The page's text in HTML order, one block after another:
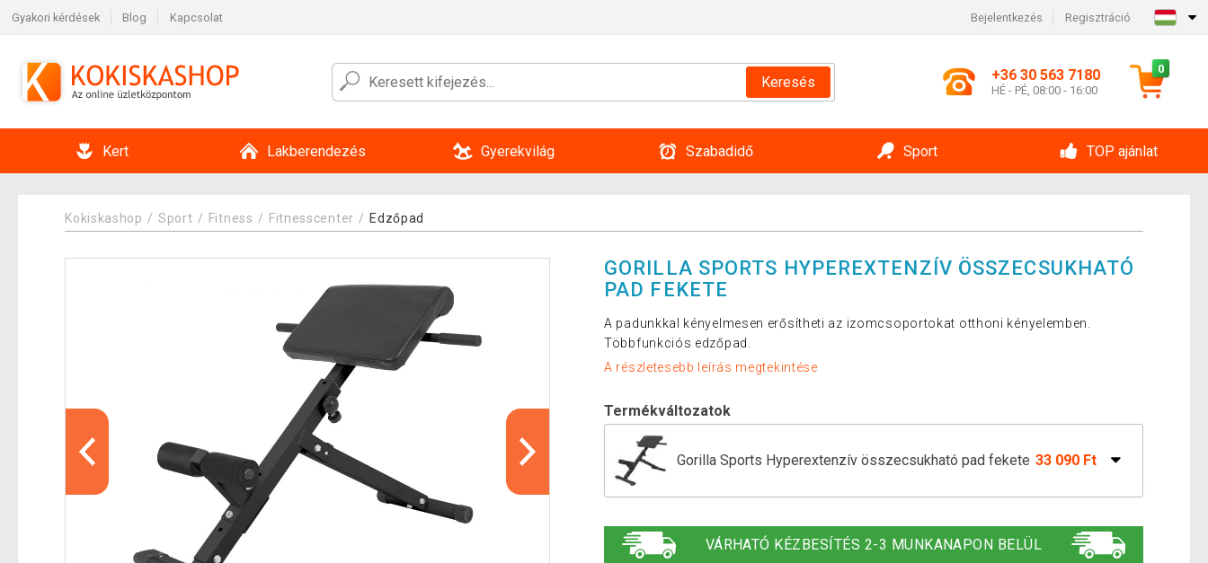
Gyakori kérdések Blog Kapcsolat Bejelentkezés Regisztráció
Keresés +36 30 563 7180
HÉ - PÉ, 08:00 - 16:00
0
Kert Lakberendezés Gyerekvilág Szabadidő Sport TOP ajánlat
Kokiskashop Sport Fitness Fitnesscenter Edzőpad
GORILLA SPORTS HYPEREXTENZÍV ÖSSZECSUKHATÓ
PAD FEKETE
A padunkkal kényelmesen erősítheti az izomcsoportokat otthoni kényelemben.
Többfunkciós edzőpad.
A részletesebb leírás megtekintése
Termékváltozatok
Gorilla Sports Hyperextenzív összecsukható pad fekete 33 090 Ft
VÁRHATÓ KÉZBESÍTÉS 2-3 MUNKANAPON BELÜL